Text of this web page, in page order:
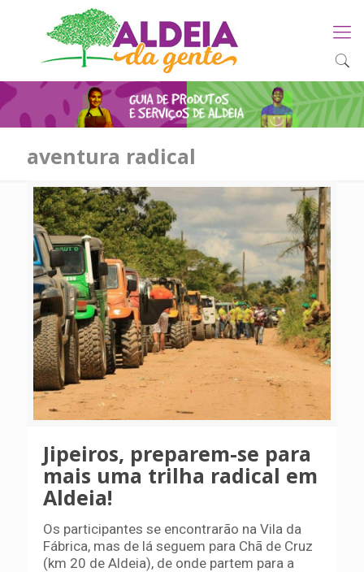
aventura radical
Jipeiros, preparem-se para
mais uma trilha radical em
Aldeia!
Os participantes se encontrarão na Vila da
Fábrica, mas de lá seguem para Chã de Cruz
(km 20 de Aldeia), de onde partem para a